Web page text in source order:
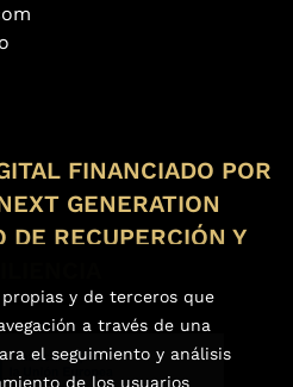
FINANCIADO POR
GENERATION
DE RECUPERCIÓN Y
y de terceros que
a través de una
el seguimiento y análisis
de los usuarios